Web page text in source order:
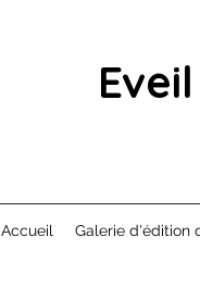
Accueil Galerie d'édition